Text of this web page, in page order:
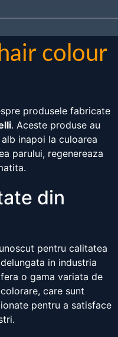
colour
produsele fabricate
. Aceste produse au
inapoi la culoarea
parului, regenereaza
din
pentru calitatea
in industria
o gama variata de
care sunt
pentru a satisface